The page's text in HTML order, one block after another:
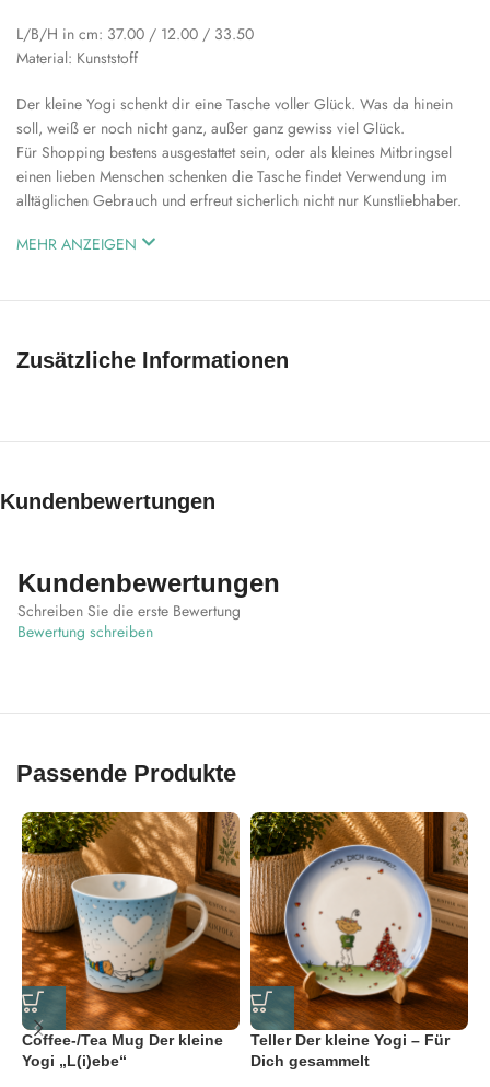
L/B/H in cm: 37.00 / 12.00 / 33.50
Material: Kunststoff
Der kleine Yogi schenkt dir eine Tasche voller Glück. Was da hinein
soll, weiß er noch nicht ganz, außer ganz gewiss viel Glück.
Für Shopping bestens ausgestattet sein, oder als kleines Mitbringsel
einen lieben Menschen schenken die Tasche findet Verwendung im
alltäglichen Gebrauch und erfreut sicherlich nicht nur Kunstliebhaber.
MEHR ANZEIGEN
Zusätzliche Informationen
Kundenbewertungen
Kundenbewertungen
Schreiben Sie die erste Bewertung
Bewertung schreiben
Passende Produkte
Coffee-/Tea Mug Der kleine
Yogi „L(i)ebe“
Teller Der kleine Yogi – Für
Dich gesammelt